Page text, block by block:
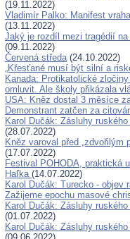
(19.11.2022)
Vladimír Palko: Manifest
(13.11.2022)
Jaký je rozdíl mezi tragédií
(09.11.2022)
Červená středa(24.10.2022)
„Křesťané musí být silní a
Kanada: Protikatolické
omluvit. Ale školy přikázala
USA: Kněz dostal 3 měsíce
Demonstrant zatčen za
Karol Dučák: Zásluhy
(28.07.2022)
Kněz varoval před „zdvořilým
(17.07.2022)
Festival POHODA, praktická
Haľka (14.07.2022)
Karol Dučák: Turecko - objev
Zažijeme epochu masové
Karol Dučák: Zásluhy
(01.07.2022)
Karol Dučák: Zásluhy